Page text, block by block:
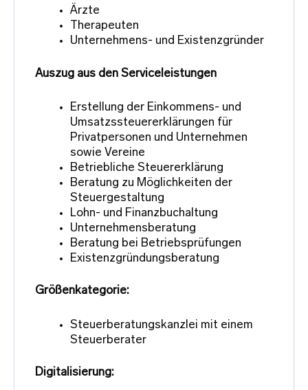
Ärzte
Therapeuten
Unternehmens- und Existenzgründer
Auszug aus den Serviceleistungen
Erstellung der Einkommens- und
Umsatzssteuererklärungen für
Privatpersonen und Unternehmen
sowie Vereine
Betriebliche Steuererklärung
Beratung zu Möglichkeiten der
Steuergestaltung
Lohn- und Finanzbuchaltung
Unternehmensberatung
Beratung bei Betriebsprüfungen
Existenzgründungsberatung
Größenkategorie:
Steuerberatungskanzlei mit einem
Steuerberater
Digitalisierung: